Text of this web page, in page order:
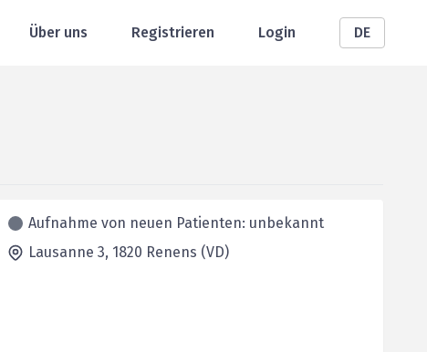
Über uns Registrieren Login DE
Aufnahme von neuen Patienten: unbekannt
Lausanne 3, 1820 Renens (VD)